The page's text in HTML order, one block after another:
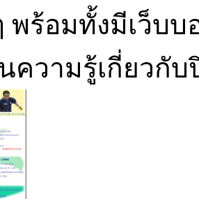
พร้อมทั้งมีเว็บ
ความรู้เกี่ยวกับ